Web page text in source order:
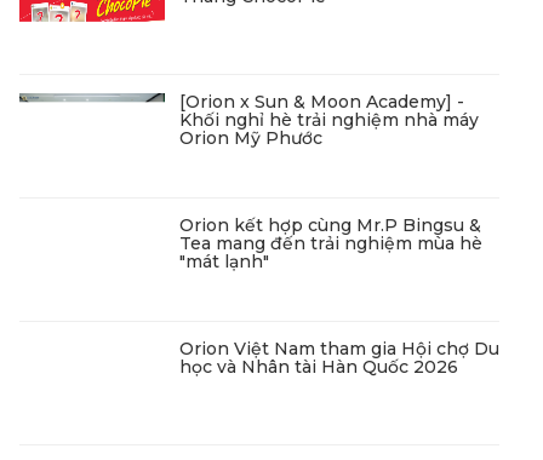
[Orion x Sun & Moon Academy] -
Khối nghỉ hè trải nghiệm nhà máy
Orion Mỹ Phước
Orion kết hợp cùng Mr.P Bingsu &
Tea mang đến trải nghiệm mùa hè
"mát lạnh"
Orion Việt Nam tham gia Hội chợ Du
học và Nhân tài Hàn Quốc 2026